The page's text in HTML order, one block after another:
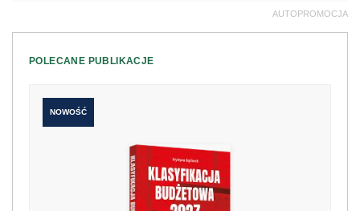
AUTOPROMOCJA
POLECANE PUBLIKACJE
NOWOŚĆ